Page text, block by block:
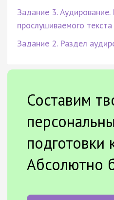
Задание 3.
прослушиваемого текста
Задание 2. Раздел
Составим
подготовки
Абсолютно